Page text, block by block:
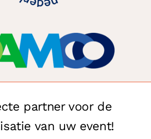
partner voor de
van uw event!